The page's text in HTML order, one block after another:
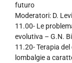
futuro
Moderatori: D.
11.00- Le
evolutiva – G.N.
11.20- Terapia
lombalgie a